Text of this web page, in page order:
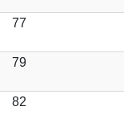
77
79
82